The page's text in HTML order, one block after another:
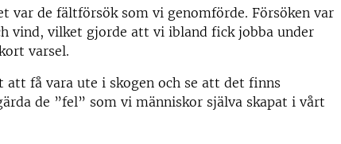
var de fältförsök som vi genomförde. Försöken var
vind, vilket gjorde att vi ibland fick jobba under
varsel.
få vara ute i skogen och se att det finns
de ”fel” som vi människor själva skapat i vårt